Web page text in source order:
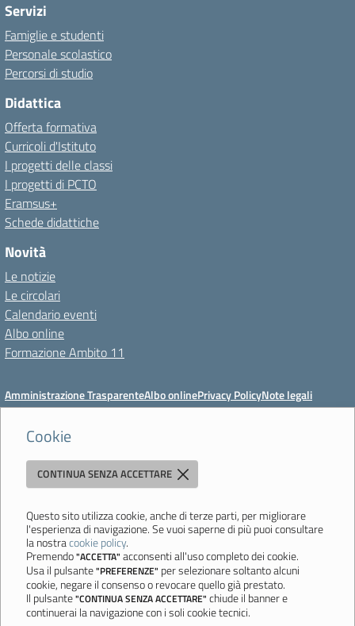
Cookie
CONTINUA SENZA ACCETTARE
Questo sito utilizza cookie, anche di terze parti, per migliorare
l'esperienza di navigazione. Se vuoi saperne di più puoi consultare
la nostracookie policy.
Premendo"ACCETTA" acconsenti all'uso completo dei cookie.
Usa il pulsante"PREFERENZE" per selezionare soltanto alcuni
cookie, negare il consenso o revocare quello già prestato.
Il pulsante"CONTINUA SENZA ACCETTARE" chiude il banner e
continuerai la navigazione con i soli cookie tecnici.
Servizi
Famiglie e studenti
Personale scolastico
Percorsi di studio
Didattica
Offerta formativa
Curricoli d'Istituto
I progetti delle classi
I progetti di PCTO
Eramsus+
Schede didattiche
Novità
Le notizie
Le circolari
Calendario eventi
Albo online
Formazione Ambito 11
Amministrazione TrasparenteAlbo onlinePrivacy PolicyNote legali
Meccanismo di feedbackDichiarazioni di accessibilitàPreferenze cookie
Istituto di Istruzione Superiore 'Primo Levi'
764354 - Email:mois00200c@istruzione.it- PEC:
mois00200c@pec.istruzione.it
Codice meccanografico: mois00200c - C.F. 94058180368
Ultimo aggiornamento: Lunedì, 3 Agosto 2026 ore 12:05